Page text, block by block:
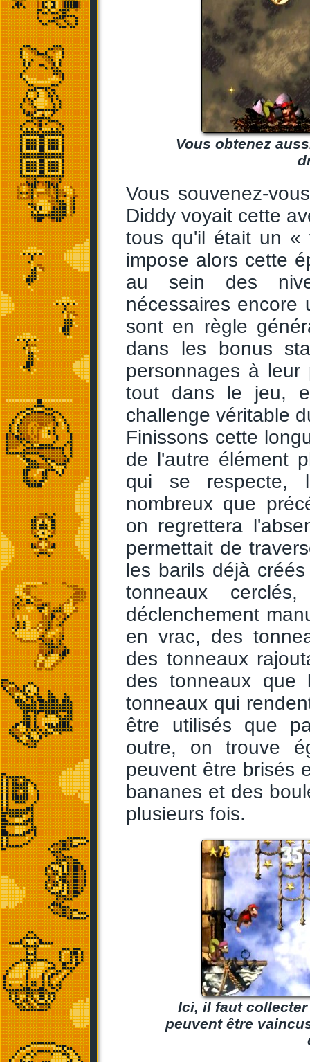
Vous obtenez
Vous souvenez-
Diddy voyait cette
tous qu'il était un «
impose alors cette
au sein des
nécessaires encore
sont en règle
dans les bonus
personnages à
tout dans le jeu,
challenge véritable
Finissons cette
de l'autre élément
qui se respecte,
nombreux que
on regrettera
permettait de
les barils déjà
tonneaux
déclenchement
en vrac, des
des tonneaux
des tonneaux
tonneaux qui
être utilisés que
outre, on trouve
peuvent être brisés
bananes et des
plusieurs fois.
Ici, il faut
peuvent être